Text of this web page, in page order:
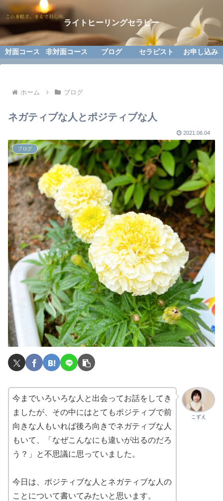
ライトヒーリングセラピー
対面コース 非対面コース ブログ セラピスト お申し込み
ホーム ブログ
ネガティブな人とポジティブな人
2021.06.04
ブログ
こずえ
今までいろいろな人と出会ってお話をしてき
ましたが、その中にはとてもポジティブで前
向きな人もいれば後ろ向きでネガティブな人
もいて、「なぜこんなにも違いが出るのだろ
う？」と不思議に思っていました。
今日は、ポジティブな人とネガティブな人の
ことについて書いてみたいと思います。